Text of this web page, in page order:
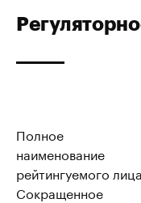
Полное
наименование
рейтингуемого лица
Сокращенное